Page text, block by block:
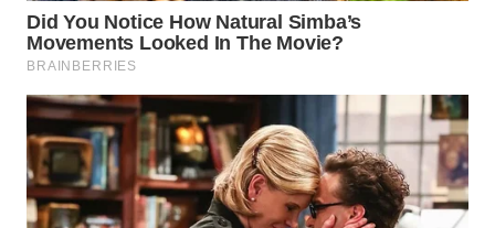
WN
TAPANULI
UTARA
WN
SAMOSIR
WN